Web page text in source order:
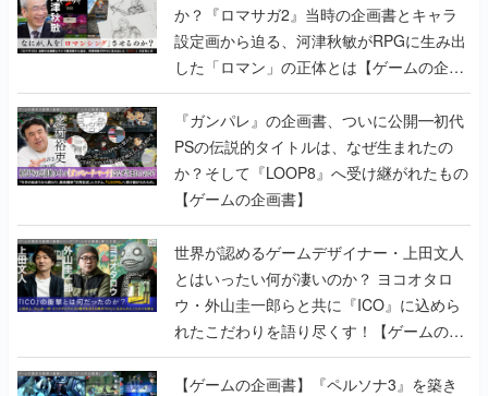
か？『ロマサガ2』当時の企画書とキャラ
設定画から迫る、河津秋敏がRPGに生み出
した「ロマン」の正体とは【ゲームの企画
書】
『ガンパレ』の企画書、ついに公開━初代
PSの伝説的タイトルは、なぜ生まれたの
か？そして『LOOP8』へ受け継がれたもの
【ゲームの企画書】
世界が認めるゲームデザイナー・上田文人
とはいったい何が凄いのか？ ヨコオタロ
ウ・外山圭一郎らと共に『ICO』に込めら
れたこだわりを語り尽くす！【ゲームの企
画書】
【ゲームの企画書】『ペルソナ3』を築き